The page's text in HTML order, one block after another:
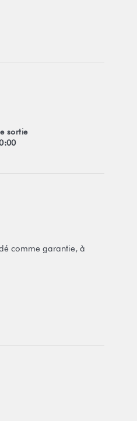
sortie
comme garantie, à